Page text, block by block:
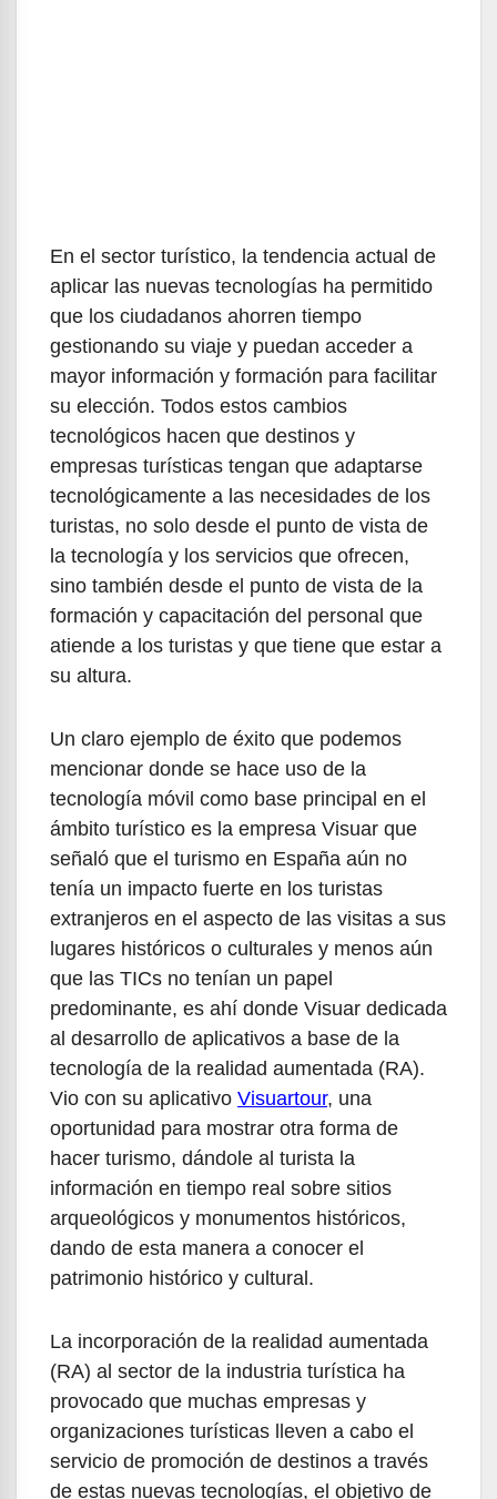
En el sector turístico, la tendencia actual de
aplicar las nuevas tecnologías ha permitido
que los ciudadanos ahorren tiempo
gestionando su viaje y puedan acceder a
mayor información y formación para facilitar
su elección. Todos estos cambios
tecnológicos hacen que destinos y
empresas turísticas tengan que adaptarse
tecnológicamente a las necesidades de los
turistas, no solo desde el punto de vista de
la tecnología y los servicios que ofrecen,
sino también desde el punto de vista de la
formación y capacitación del personal que
atiende a los turistas y que tiene que estar a
su altura.
Un claro ejemplo de éxito que podemos
mencionar donde se hace uso de la
tecnología móvil como base principal en el
ámbito turístico es la empresa Visuar que
señaló que el turismo en España aún no
tenía un impacto fuerte en los turistas
extranjeros en el aspecto de las visitas a sus
lugares históricos o culturales y menos aún
que las TICs no tenían un papel
predominante, es ahí donde Visuar dedicada
al desarrollo de aplicativos a base de la
tecnología de la realidad aumentada (RA).
Vio con su aplicativo Visuartour, una
oportunidad para mostrar otra forma de
hacer turismo, dándole al turista la
información en tiempo real sobre sitios
arqueológicos y monumentos históricos,
dando de esta manera a conocer el
patrimonio histórico y cultural.
La incorporación de la realidad aumentada
(RA) al sector de la industria turística ha
provocado que muchas empresas y
organizaciones turísticas lleven a cabo el
servicio de promoción de destinos a través
de estas nuevas tecnologías, el objetivo de